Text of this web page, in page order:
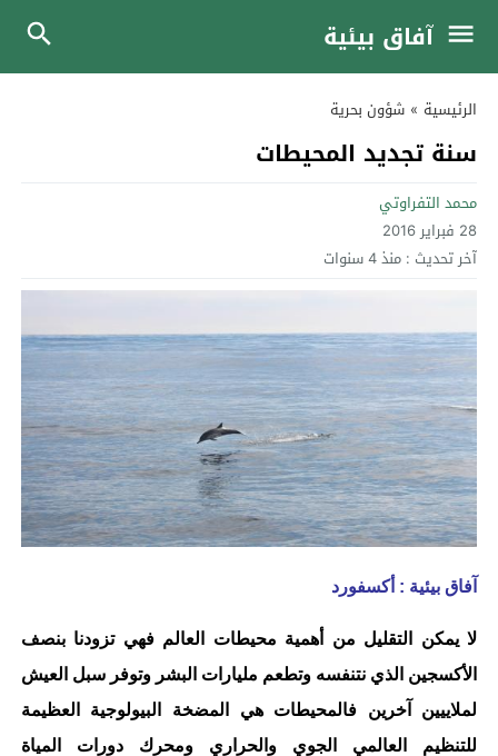
آفاق بيئية
الرئيسية » شؤون بحرية
سنة تجديد المحيطات
محمد التفراوتي
28 فبراير 2016
آخر تحديث : منذ 4 سنوات
آفاق بيئية : أكسفورد
لا يمكن التقليل من أهمية محيطات العالم فهي تزودنا بنصف
الأكسجين الذي نتنفسه وتطعم مليارات البشر وتوفر سبل العيش
لملاييين آخرين فالمحيطات هي المضخة البيولوجية العظيمة
للتنظيم العالمي الجوي والحراري ومحرك دورات المياة